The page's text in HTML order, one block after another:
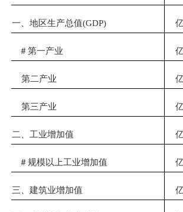
一、地区生产总值(GDP)
＃第一产业
第二产业
第三产业
二、工业增加值
＃规模以上工业增加值
三、建筑业增加值